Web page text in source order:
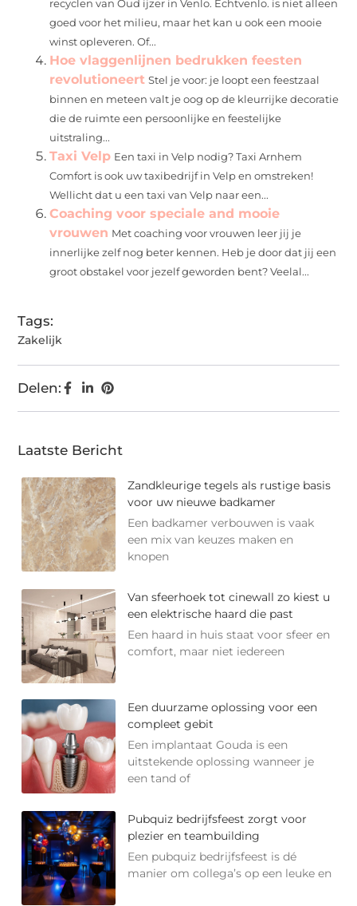
recyclen van Oud ijzer in Venlo. Echtvenlo. is niet alleen
goed voor het milieu, maar het kan u ook een mooie
winst opleveren. Of...
Hoe vlaggenlijnen bedrukken feesten
revolutioneert Stel je voor: je loopt een feestzaal
binnen en meteen valt je oog op de kleurrijke decoratie
die de ruimte een persoonlijke en feestelijke
uitstraling...
Taxi Velp Een taxi in Velp nodig? Taxi Arnhem
Comfort is ook uw taxibedrijf in Velp en omstreken!
Wellicht dat u een taxi van Velp naar een...
Coaching voor speciale and mooie
vrouwen Met coaching voor vrouwen leer jij je
innerlijke zelf nog beter kennen. Heb je door dat jij een
groot obstakel voor jezelf geworden bent? Veelal...
Tags:
Zakelijk
Delen:
Laatste Bericht
Zandkleurige tegels als rustige basis
voor uw nieuwe badkamer
Een badkamer verbouwen is vaak
een mix van keuzes maken en
knopen
Van sfeerhoek tot cinewall zo kiest u
een elektrische haard die past
Een haard in huis staat voor sfeer en
comfort, maar niet iedereen
Een duurzame oplossing voor een
compleet gebit
Een implantaat Gouda is een
uitstekende oplossing wanneer je
een tand of
Pubquiz bedrijfsfeest zorgt voor
plezier en teambuilding
Een pubquiz bedrijfsfeest is dé
manier om collega’s op een leuke en